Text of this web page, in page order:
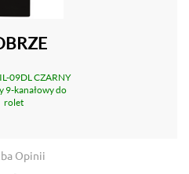
09DL CZARNY
9-kanałowy do
rolet
Opinii